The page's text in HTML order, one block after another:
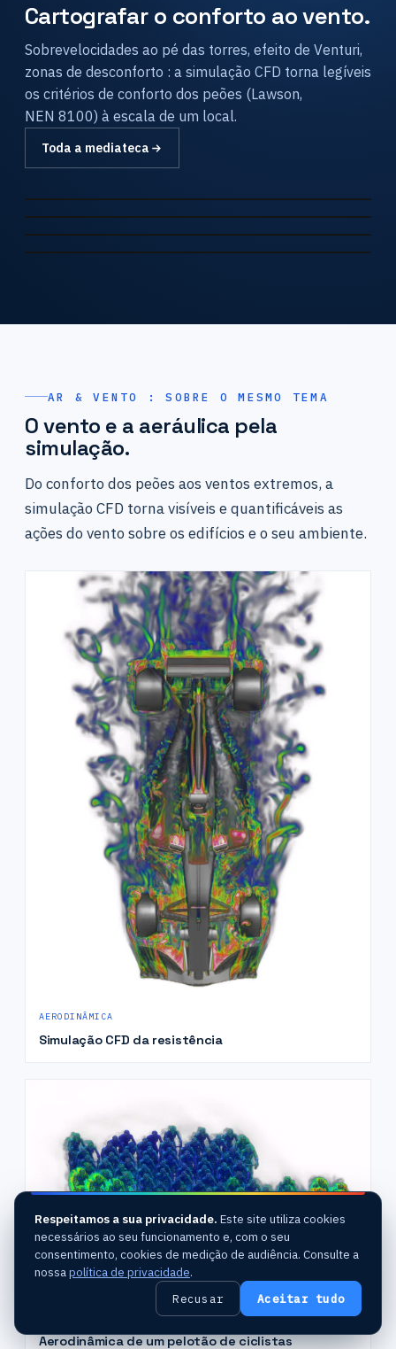
Cartografar o conforto ao vento.
Sobrevelocidades ao pé das torres, efeito de Venturi,
zonas de desconforto : a simulação CFD torna legíveis
os critérios de conforto dos peões (Lawson,
NEN 8100) à escala de um local.
Toda a mediateca
Défense
Conforto ao vento — Cobertura
Conforto ao vento — PSG
Conforto aeráulico — Colégio
AR & VENTO : SOBRE O MESMO TEMA
O vento e a aeráulica pela
simulação.
Do conforto dos peões aos ventos extremos, a
simulação CFD torna visíveis e quantificáveis as
ações do vento sobre os edifícios e o seu ambiente.
AERODINÂMICA
Simulação CFD da resistência
Aerodinâmica de um pelotão de ciclistas
Respeitamos a sua privacidade. Este site utiliza cookies
necessários ao seu funcionamento e, com o seu
consentimento, cookies de medição de audiência. Consulte a
nossapolítica de privacidade.
Recusar Aceitar tudo